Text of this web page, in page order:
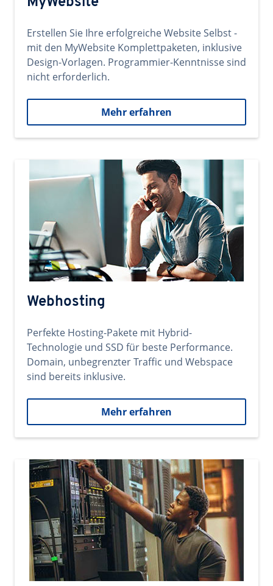
Erstellen Sie Ihre erfolgreiche Website Selbst -
mit den MyWebsite Komplettpaketen, inklusive
Design-Vorlagen. Programmier-Kenntnisse sind
nicht erforderlich.
Mehr erfahren
Webhosting
Perfekte Hosting-Pakete mit Hybrid-
Technologie und SSD für beste Performance.
Domain, unbegrenzter Traffic und Webspace
sind bereits inklusive.
Mehr erfahren